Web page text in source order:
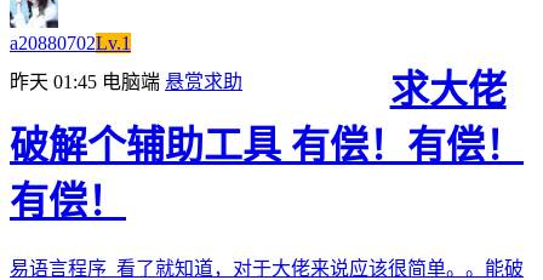
a20880702Lv.1
昨天 01:45 电脑端 悬赏求助
求大佬
破解个辅助工具 有偿！有偿！
有偿！
易语言程序 看了就知道，对于大佬来说应该很简单。。能破